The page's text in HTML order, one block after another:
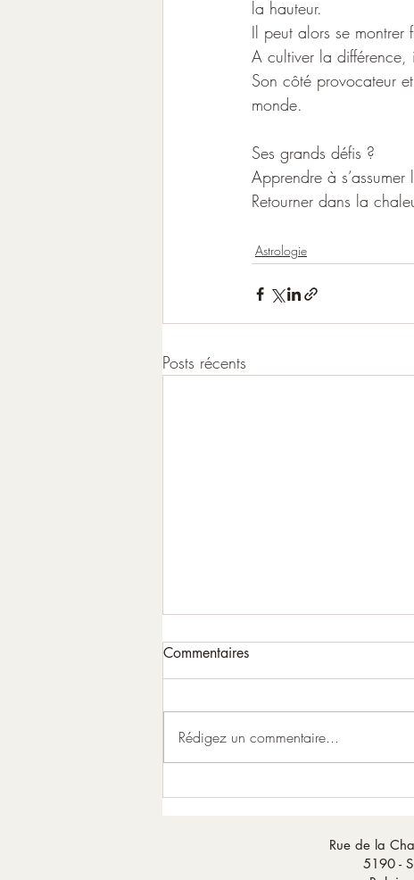
la hauteur.
Il peut alors se
A cultiver la différence,
Son côté provocateur
monde.
Ses grands défis ?
Apprendre à
Retourner dans la
Astrologie
Posts récents
Pleine Lune du 29 juillet
Commentaires
Rédigez un commentaire...
Rue de la
5190 -